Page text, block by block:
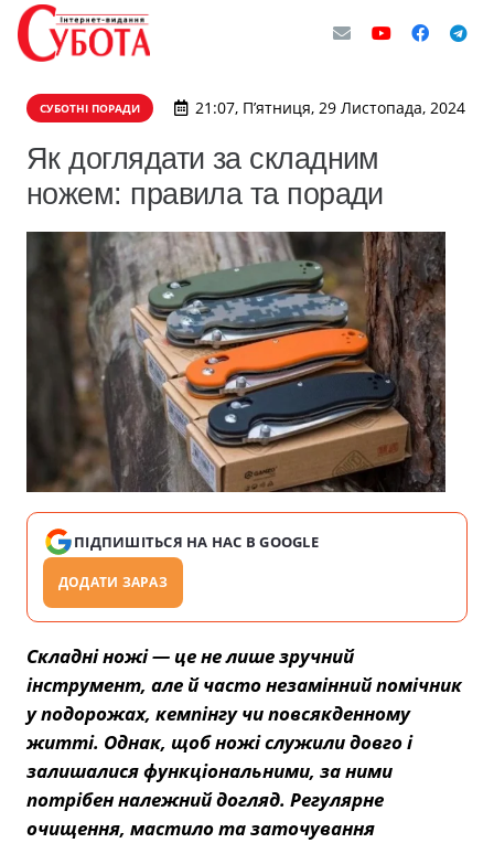
СУБОТНІ ПОРАДИ 21:07, П’ятниця, 29 Листопада, 2024
Як доглядати за складним
ножем: правила та поради
ПІДПИШІТЬСЯ НА НАС В GOOGLE
ДОДАТИ ЗАРАЗ
Складні ножі — це не лише зручний
інструмент, але й часто незамінний помічник
у подорожах, кемпінгу чи повсякденному
житті. Однак, щоб ножі служили довго і
залишалися функціональними, за ними
потрібен належний догляд. Регулярне
очищення, мастило та заточування